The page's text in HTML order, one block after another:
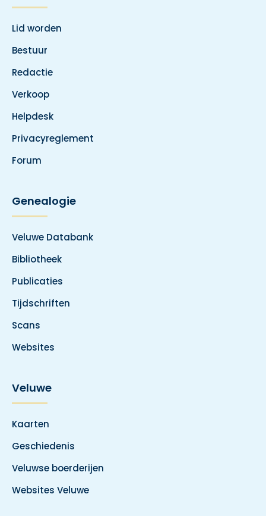
Lid worden
Bestuur
Redactie
Verkoop
Helpdesk
Privacyreglement
Forum
Genealogie
Veluwe Databank
Bibliotheek
Publicaties
Tijdschriften
Scans
Websites
Veluwe
Kaarten
Geschiedenis
Veluwse boerderijen
Websites Veluwe